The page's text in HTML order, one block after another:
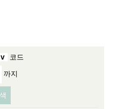
v 코드
까지